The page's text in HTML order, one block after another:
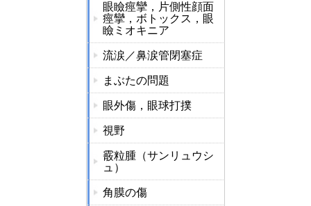
眼瞼痙攣，片側性顔面
痙攣，ボトックス，眼
瞼ミオキニア
流涙／鼻涙管閉塞症
まぶたの問題
眼外傷，眼球打撲
視野
霰粒腫（サンリュウシ
ュ）
角膜の傷